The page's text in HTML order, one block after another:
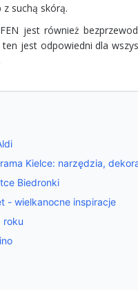
suchą skórą.
jest również
jest odpowiedni dla
Kielce: narzędzia,
Biedronki
- wielkanocne inspiracje
roku